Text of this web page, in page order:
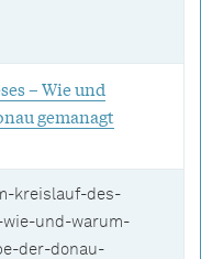
– Wie und
gemanagt
kreislauf-des-
und-warum-
der-donau-